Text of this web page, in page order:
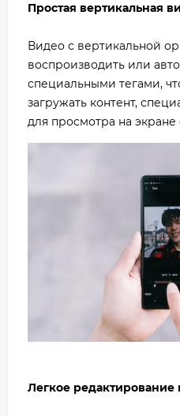
Простая вертикальная
Видео с вертикальной
воспроизводить или
специальными тегами,
загружать контент,
для просмотра на
Легкое